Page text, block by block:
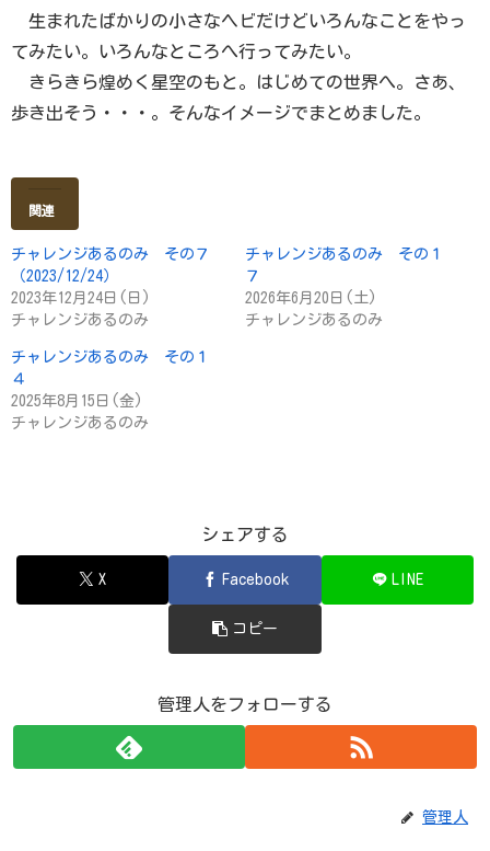
生まれたばかりの小さなヘビだけどいろんなことをやっ
てみたい。いろんなところへ行ってみたい。
きらきら煌めく星空のもと。はじめての世界へ。さあ、
歩き出そう・・・。そんなイメージでまとめました。
関連
チャレンジあるのみ その７
（2023/12/24）
2023年12月24日(日)
チャレンジあるのみ
チャレンジあるのみ その１
７
2026年6月20日(土)
チャレンジあるのみ
チャレンジあるのみ その１
４
2025年8月15日(金)
チャレンジあるのみ
シェアする
X Facebook LINE
コピー
管理人をフォローする
管理人